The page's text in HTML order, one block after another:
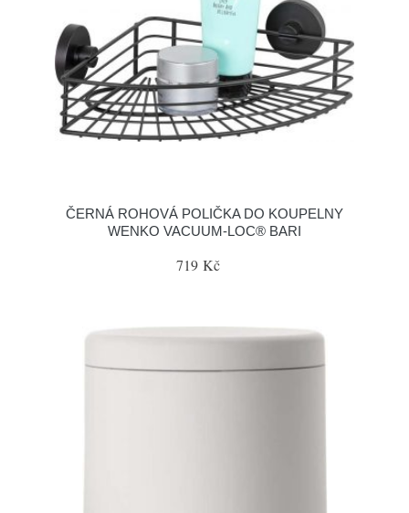
ČERNÁ ROHOVÁ POLIČKA DO KOUPELNY
WENKO VACUUM-LOC® BARI
719 Kč